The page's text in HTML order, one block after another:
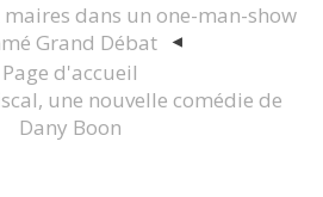
dans un one-man-show
Grand Débat
Page d'accueil
une nouvelle comédie de
Dany Boon